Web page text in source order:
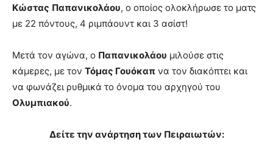
Κώστας Παπανικολάου, ο οποίος ολοκλήρωσε το ματς
με 22 πόντους, 4 ριμπάουντ και 3 ασίστ!
Μετά τον αγώνα, ο Παπανικολάου μιλούσε στις
κάμερες, με τον Τόμας Γουόκαπ να τον διακόπτει και
να φωνάζει ρυθμικά το όνομα του αρχηγού του
Ολυμπιακού.
Δείτε την ανάρτηση των Πειραιωτών: